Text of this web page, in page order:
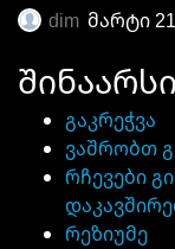
dim მარტი
შინაარსი
გაკრეჭვა
ვაშრობთ
რჩევები
რეზიუმე